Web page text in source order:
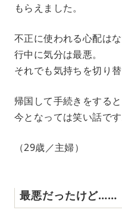
もらえました。
不正に使われる心配は
行中に気分は最悪。
それでも気持ちを切り
帰国して手続きをする
今となっては笑い話です
（29歳／主婦）
最悪だったけど……